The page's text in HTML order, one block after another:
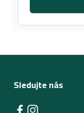
Sledujte nás